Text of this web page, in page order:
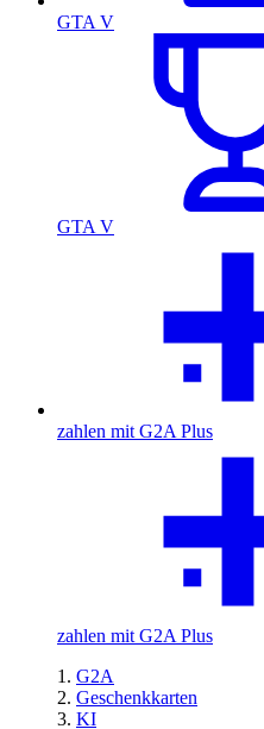
GTA V
GTA V
zahlen mit G2A Plus
zahlen mit G2A Plus
G2A
Geschenkkarten
KI